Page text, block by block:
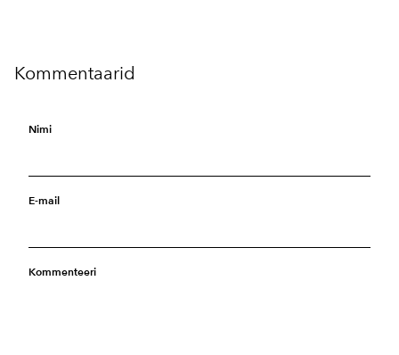
Kommentaarid
Nimi
E-mail
Kommenteeri